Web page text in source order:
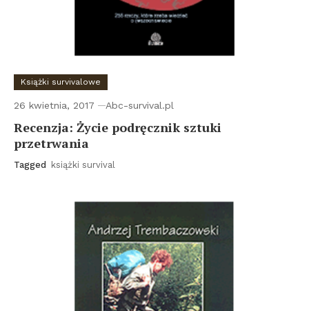
Książki survivalowe
26 kwietnia, 2017 Abc-survival.pl
Recenzja: Życie podręcznik sztuki
przetrwania
Tagged książki survival